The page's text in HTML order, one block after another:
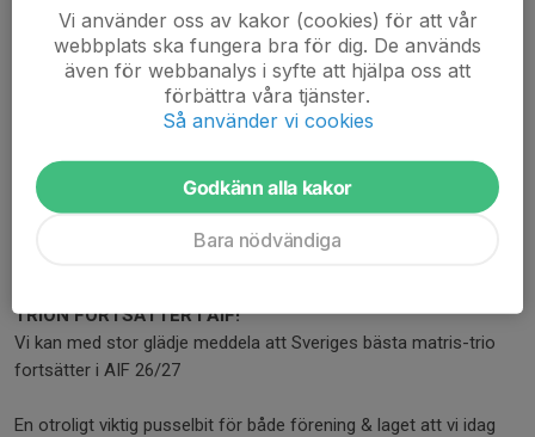
TRION FORTSÄTTER I AIF!
Vi kan med stor glädje meddela att Sveriges bästa matris-trio
fortsätter i AIF 26/27
En otroligt viktig pusselbit för både förening & laget att vi idag
Vi använder oss av kakor (cookies) för att vår
webbplats ska fungera bra för dig. De används
även för webbanalys i syfte att hjälpa oss att
förbättra våra tjänster.
Så använder vi cookies
Godkänn alla kakor
Bara nödvändiga